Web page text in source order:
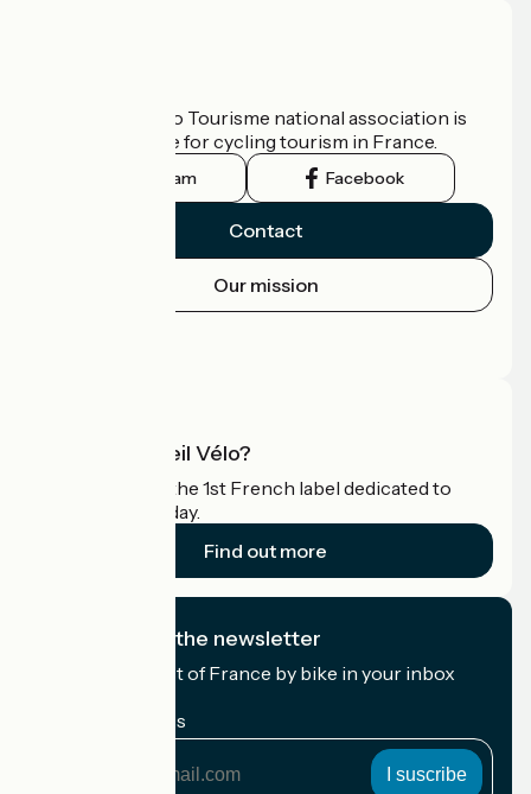
The France Vélo Tourisme national association is
the official guide for cycling tourism in France.
Instagram Facebook
Contact
Our mission
What is Accueil Vélo?
Accueil Vélo is the 1st French label dedicated to
cyclists on holiday.
Find out more
I subscribe to the newsletter
Receive the best of France by bike in your inbox
My email address